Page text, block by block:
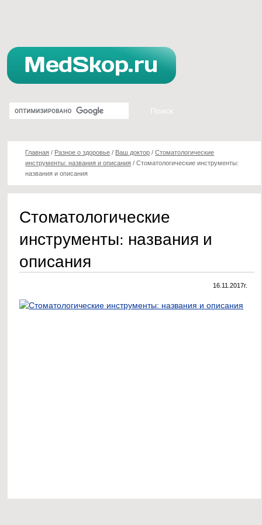
Главная / Разное о здоровье / Ваш доктор /Стоматологические
инструменты: названия и описания /Стоматологические инструменты:
названия и описания
Стоматологические
инструменты: названия и
описания
16.11.2017г.